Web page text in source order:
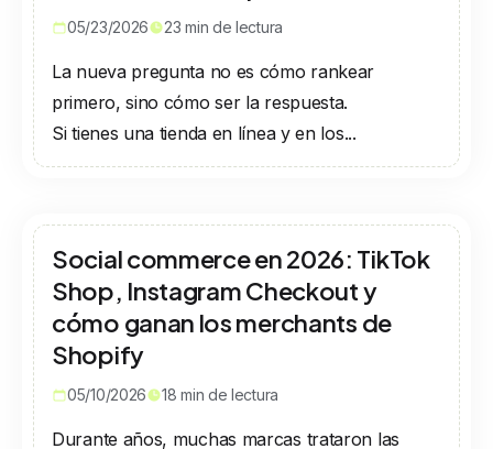
05/23/2026 23 min de lectura
La nueva pregunta no es cómo rankear
primero, sino cómo ser la respuesta.
Si tienes una tienda en línea y en los...
Social commerce en 2026: TikTok
Shop, Instagram Checkout y
cómo ganan los merchants de
Shopify
05/10/2026 18 min de lectura
Durante años, muchas marcas trataron las